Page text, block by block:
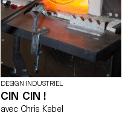
d’étude appliqués pour
explorer et définir un ensemble
de méthodes de travail
exemplaires, capables
d'informer et d'inspirer les
futurs utilisateurs.
DESIGN INDUSTRIEL
CIN CIN !
avec Chris Kabel